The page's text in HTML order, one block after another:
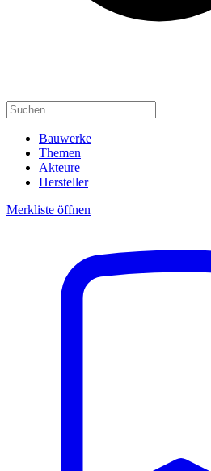
Bauwerke
Themen
Akteure
Hersteller
Merkliste öffnen